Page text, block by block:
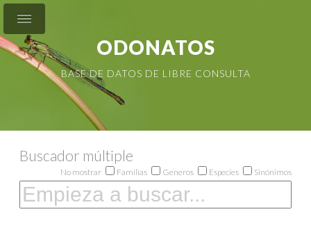
ODONATOS
BASE DE DATOS DE LIBRE CONSULTA
Buscador múltiple
No mostrar Familias Generos Especies Sinónimos